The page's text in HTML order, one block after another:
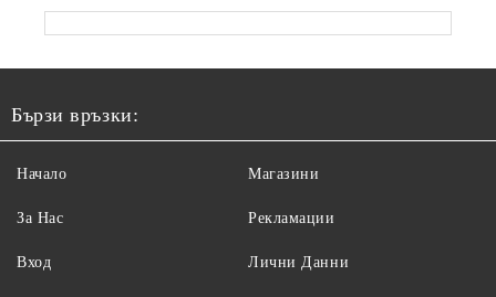
Бързи връзки:
Начало
За Нас
Вход
Магазини
Рекламации
Лични Данни